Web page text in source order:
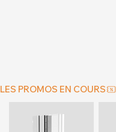
LES PROMOS EN COURS